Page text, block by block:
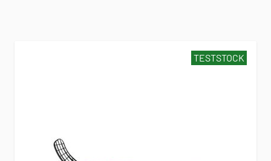
TESTSTOCK